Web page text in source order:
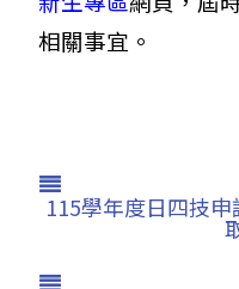
相關事宜。
115學年度日四技